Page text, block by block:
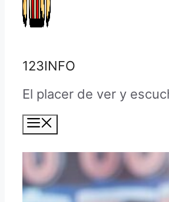
123INFO
El placer de ver y